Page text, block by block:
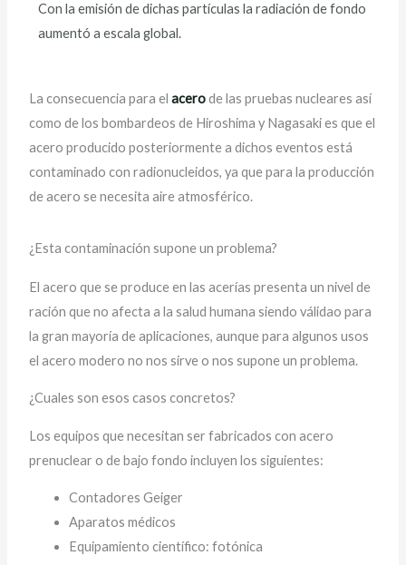
Con la emisión de dichas partículas la radiación de fondo
aumentó a escala global.
La consecuencia para elacerode las pruebas nucleares así
como de los bombardeos de Hiroshima y Nagasaki es que el
acero producido posteriormente a dichos eventos está
contaminado con radionucleidos, ya que para la producción
de acero se necesita aire atmosférico.
¿Esta contaminación supone un problema?
El acero que se produce en las acerías presenta un nivel de
ración que no afecta a la salud humana siendo válidao para
la gran mayoría de aplicaciones, aunque para algunos usos
el acero modero no nos sirve o nos supone un problema.
¿Cuales son esos casos concretos?
Los equipos que necesitan ser fabricados con acero
prenuclear o de bajo fondo incluyen los siguientes:
Contadores Geiger
Aparatos médicos
Equipamiento científico: fotónica